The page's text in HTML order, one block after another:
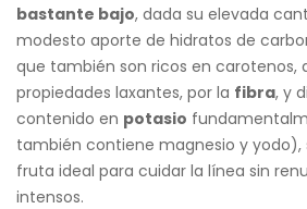
bastante bajo, dada su elevada
modesto aporte de hidratos de
que también son ricos en carotenos,
propiedades laxantes, por la fibra, y
contenido en potasio
también contiene magnesio y yodo),
fruta ideal para cuidar la línea sin
intensos.